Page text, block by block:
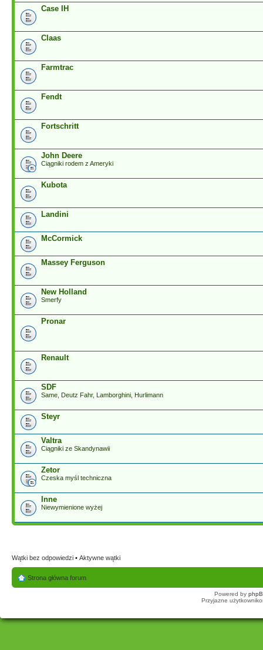
Case IH
Claas
Farmtrac
Fendt
Fortschritt
John Deere
Ciągniki rodem z Ameryki
Kubota
Landini
McCormick
Massey Ferguson
New Holland
Smerfy
Pronar
Renault
SDF
Same, Deutz Fahr, Lamborghini, Hurlimann
Steyr
Valtra
Ciągniki ze Skandynawii
Zetor
Czeska myśl techniczna
Inne
Niewymienione wyżej
Wątki bez odpowiedzi • Aktywne wątki
Strona główna forum
Powered by
Przyjazne